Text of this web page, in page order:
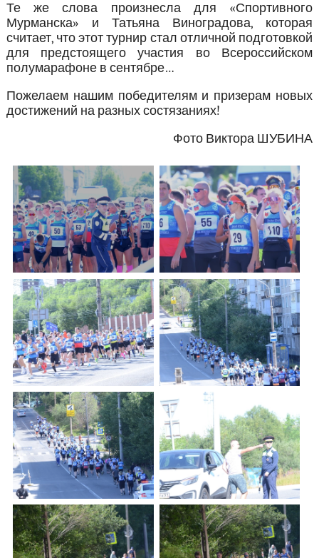
Те же слова произнесла для «Спортивного
Мурманска» и Татьяна Виноградова, которая
считает, что этот турнир стал отличной подготовкой
для предстоящего участия во Всероссийском
полумарафоне в сентябре…
Пожелаем нашим победителям и призерам новых
достижений на разных состязаниях!
Фото Виктора ШУБИНА